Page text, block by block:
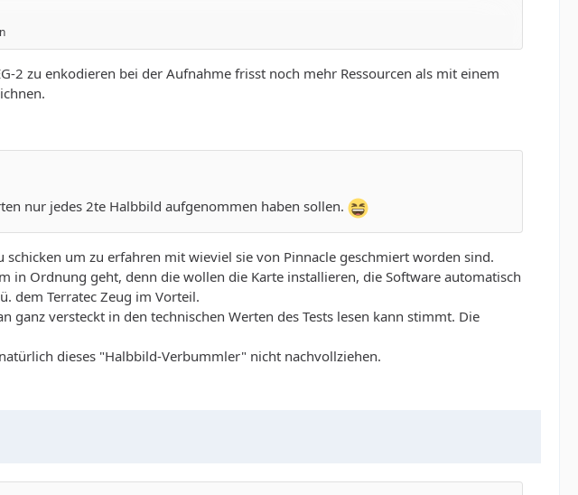
2 zu enkodieren bei der Aufnahme frisst noch mehr Ressourcen als mit einem
nur jedes 2te Halbbild aufgenommen haben sollen.
um zu erfahren mit wieviel sie von Pinnacle geschmiert worden sind.
in Ordnung geht, denn die wollen die Karte installieren, die Software automatisch
dem Terratec Zeug im Vorteil.
ganz versteckt in den technischen Werten des Tests lesen kann stimmt. Die
dieses "Halbbild-Verbummler" nicht nachvollziehen.